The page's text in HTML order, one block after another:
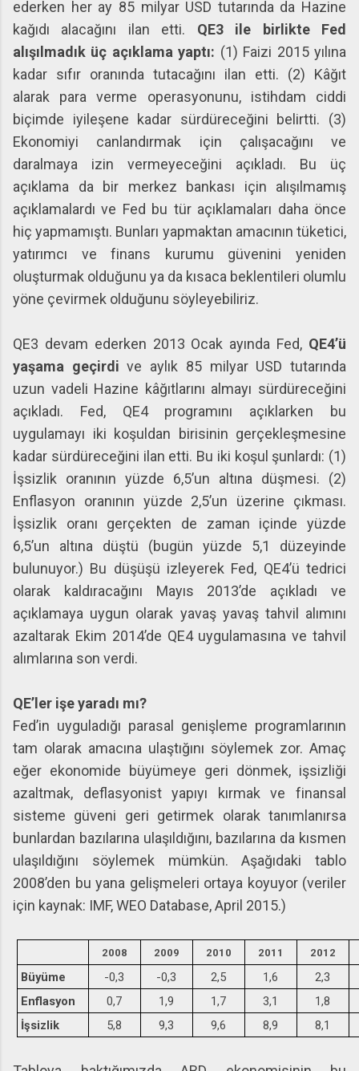
ederken her ay 85 milyar USD tutarında da Hazine
kağıdı alacağını ilan etti. QE3 ile birlikte Fed
alışılmadık üç açıklama yaptı: (1) Faizi 2015 yılına
kadar sıfır oranında tutacağını ilan etti. (2) Kâğıt
alarak para verme operasyonunu, istihdam ciddi
biçimde iyileşene kadar sürdüreceğini belirtti. (3)
Ekonomiyi canlandırmak için çalışacağını ve
daralmaya izin vermeyeceğini açıkladı. Bu üç
açıklama da bir merkez bankası için alışılmamış
açıklamalardı ve Fed bu tür açıklamaları daha önce
hiç yapmamıştı. Bunları yapmaktan amacının tüketici,
yatırımcı ve finans kurumu güvenini yeniden
oluşturmak olduğunu ya da kısaca beklentileri olumlu
yöne çevirmek olduğunu söyleyebiliriz.
QE3 devam ederken 2013 Ocak ayında Fed, QE4’ü
yaşama geçirdi ve aylık 85 milyar USD tutarında
uzun vadeli Hazine kâğıtlarını almayı sürdüreceğini
açıkladı. Fed, QE4 programını açıklarken bu
uygulamayı iki koşuldan birisinin gerçekleşmesine
kadar sürdüreceğini ilan etti. Bu iki koşul şunlardı: (1)
İşsizlik oranının yüzde 6,5’un altına düşmesi. (2)
Enflasyon oranının yüzde 2,5’un üzerine çıkması.
İşsizlik oranı gerçekten de zaman içinde yüzde
6,5’un altına düştü (bugün yüzde 5,1 düzeyinde
bulunuyor.) Bu düşüşü izleyerek Fed, QE4’ü tedrici
olarak kaldıracağını Mayıs 2013’de açıkladı ve
açıklamaya uygun olarak yavaş yavaş tahvil alımını
azaltarak Ekim 2014’de QE4 uygulamasına ve tahvil
alımlarına son verdi.
QE’ler işe yaradı mı?
Fed’in uyguladığı parasal genişleme programlarının
tam olarak amacına ulaştığını söylemek zor. Amaç
eğer ekonomide büyümeye geri dönmek, işsizliği
azaltmak, deflasyonist yapıyı kırmak ve finansal
sisteme güveni geri getirmek olarak tanımlanırsa
bunlardan bazılarına ulaşıldığını, bazılarına da kısmen
ulaşıldığını söylemek mümkün. Aşağıdaki tablo
2008’den bu yana gelişmeleri ortaya koyuyor (veriler
için kaynak: IMF, WEO Database, April 2015.)
2008 2009 2010 2011 2012
Büyüme -0,3 -0,3 2,5 1,6
2,3
Enflasyon
0,7 1,9 1,7 3,1
1,8
İşsizlik
5,8 9,3 9,6 8,9 8,1